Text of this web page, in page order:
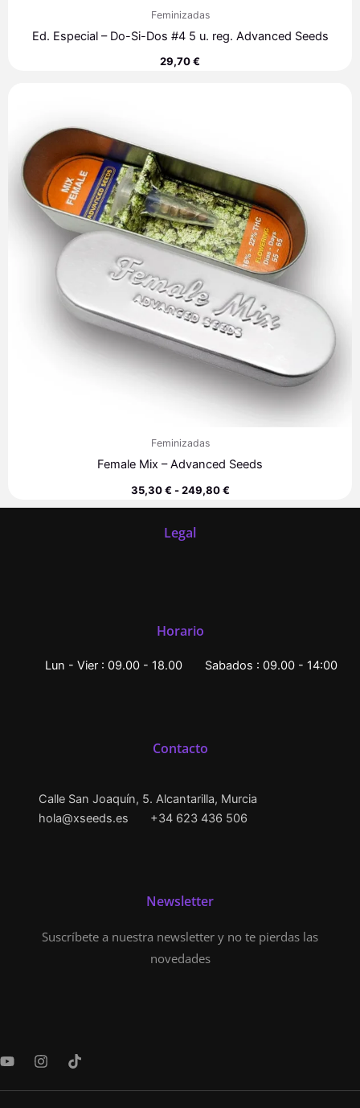
Feminizadas
Ed. Especial – Do-Si-Dos #4 5 u. reg. Advanced Seeds
29,70€
Feminizadas
Female Mix – Advanced Seeds
35,30€ - 249,80€
249,80 €
Legal
Horario
Lun - Vier : 09.00 - 18.00 Sabados : 09.00 - 14:00
Contacto
Calle San Joaquín, 5. Alcantarilla, Murcia
hola@xseeds.es
+34 623 436 506
Newsletter
Suscríbete a nuestra newsletter y no te pierdas las
novedades
Y
u
I
s
T
k